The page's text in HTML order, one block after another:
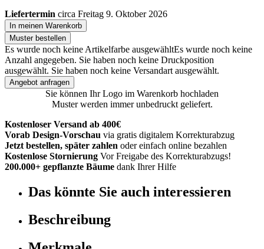
Liefertermin circa Freitag 9. Oktober 2026
In meinen Warenkorb
Muster bestellen
Es wurde noch keine Artikelfarbe ausgewähltEs wurde noch keine
Anzahl angegeben. Sie haben noch keine Druckposition
ausgewählt. Sie haben noch keine Versandart ausgewählt.
Angebot anfragen
Sie können Ihr Logo im Warenkorb hochladen
Muster werden immer unbedruckt geliefert.
Kostenloser Versand ab 400€
Vorab Design-Vorschau via gratis digitalem Korrekturabzug
Jetzt bestellen, später zahlen oder einfach online bezahlen
Kostenlose Stornierung Vor Freigabe des Korrekturabzugs!
200.000+ gepflanzte Bäume dank Ihrer Hilfe
Das könnte Sie auch interessieren
Beschreibung